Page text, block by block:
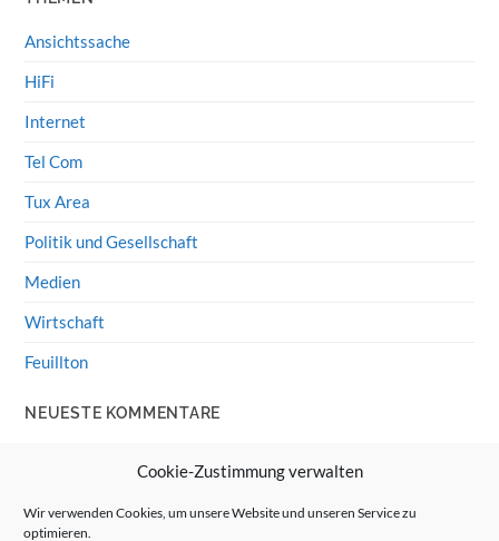
Cookie-Zustimmung verwalten
Wir verwenden Cookies, um unsere Website und unseren Service zu
optimieren.
Ansichtssache
HiFi
Internet
Tel Com
Tux Area
Politik und Gesellschaft
Medien
Wirtschaft
Feuillton
NEUESTE KOMMENTARE
Wolff von Rechenberg